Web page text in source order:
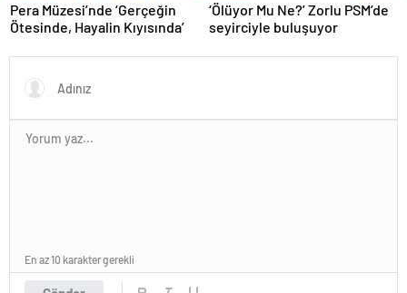
Pera Müzesi’nde ‘Gerçeğin
Ötesinde, Hayalin Kıyısında’
‘Ölüyor Mu Ne?’ Zorlu PSM’de
seyirciyle buluşuyor
En az 10 karakter gerekli